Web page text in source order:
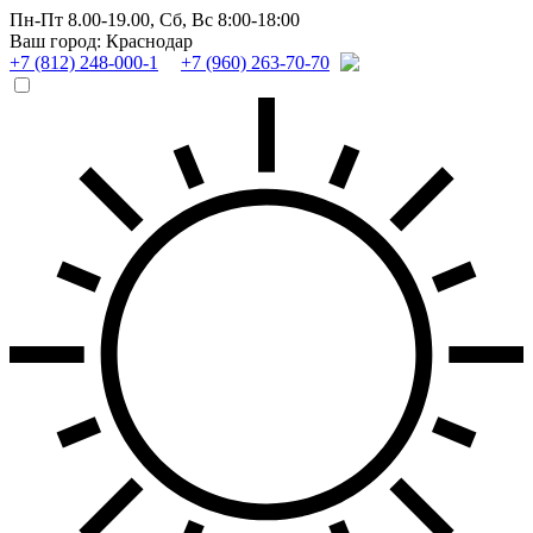
Пн-Пт 8.00-19.00, Сб, Вс 8:00-18:00
Ваш город: Краснодар
+7 (812) 248-000-1
+7 (960) 263-70-70